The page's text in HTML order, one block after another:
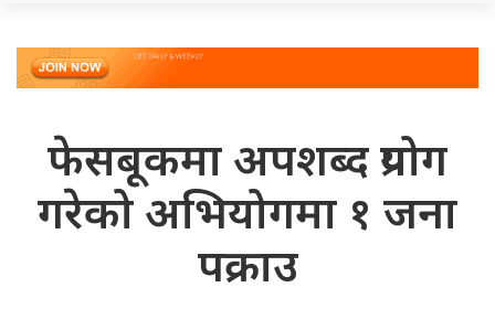
फेसबूकमा अपशब्द प्रयोग
गरेको अभियोगमा १ जना
पक्राउ